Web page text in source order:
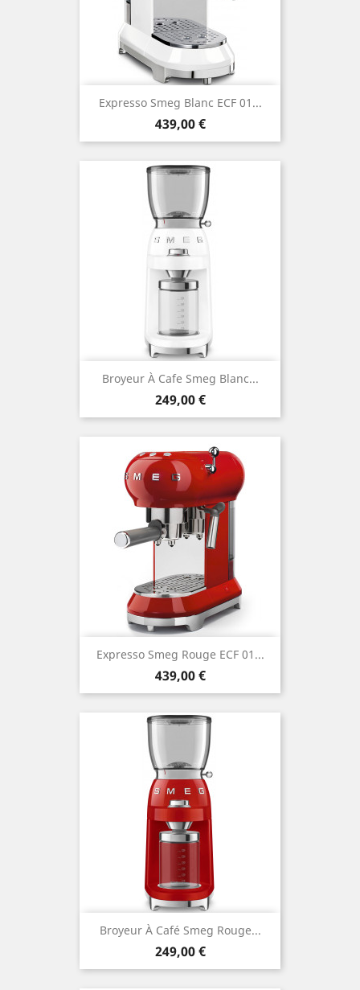
Expresso Smeg Blanc ECF 01...
Prix
439,00 €
Broyeur À Cafe Smeg Blanc...
Prix
249,00 €
Expresso Smeg Rouge ECF 01...
Prix
439,00 €
Broyeur À Café Smeg Rouge...
Prix
249,00 €